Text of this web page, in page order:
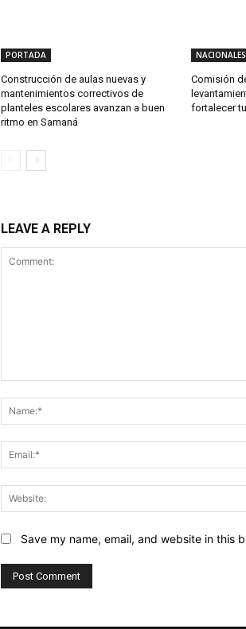
PORTADA
Construcción de aulas nuevas y
mantenimientos correctivos de
planteles escolares avanzan a buen
ritmo en Samaná
NACIONALES
Comisión
fortalecer
LEAVE A REPLY
Save my name, email, and website in this